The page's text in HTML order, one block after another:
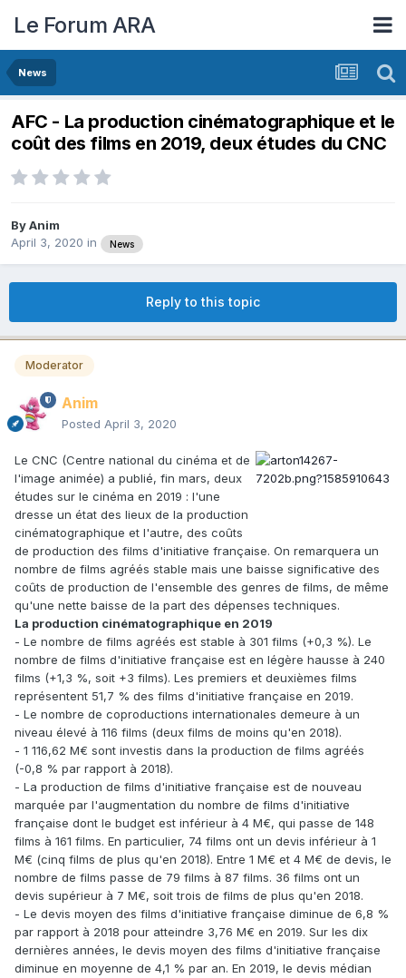
Le Forum ARA
News
AFC - La production cinématographique et le
coût des films en 2019, deux études du CNC
ByAnim
April 3, 2020 in News
Reply to this topic
Moderator
Anim
Posted April 3, 2020
Le CNC (Centre national du cinéma et de
l'image animée) a publié, fin mars, deux
études sur le cinéma en 2019 : l'une
dresse un état des lieux de la production
cinématographique et l'autre, des coûts
de production des films d'initiative française. On remarquera un
nombre de films agréés stable mais une baisse significative des
coûts de production de l'ensemble des genres de films, de même
qu'une nette baisse de la part des dépenses techniques.
La production cinématographique en 2019
- Le nombre de films agréés est stable à 301 films (+0,3 %). Le
nombre de films d'initiative française est en légère hausse à 240
films (+1,3 %, soit +3 films). Les premiers et deuxièmes films
représentent 51,7 % des films d'initiative française en 2019.
- Le nombre de coproductions internationales demeure à un
niveau élevé à 116 films (deux films de moins qu'en 2018).
- 1 116,62 M€ sont investis dans la production de films agréés
(-0,8 % par rapport à 2018).
- La production de films d'initiative française est de nouveau
marquée par l'augmentation du nombre de films d'initiative
française dont le budget est inférieur à 4 M€, qui passe de 148
films à 161 films. En particulier, 74 films ont un devis inférieur à 1
M€ (cinq films de plus qu'en 2018). Entre 1 M€ et 4 M€ de devis, le
nombre de films passe de 79 films à 87 films. 36 films ont un
devis supérieur à 7 M€, soit trois de films de plus qu'en 2018.
- Le devis moyen des films d'initiative française diminue de 6,8 %
par rapport à 2018 pour atteindre 3,76 M€ en 2019. Sur les dix
dernières années, le devis moyen des films d'initiative française
diminue en moyenne de 4,1 % par an. En 2019, le devis médian